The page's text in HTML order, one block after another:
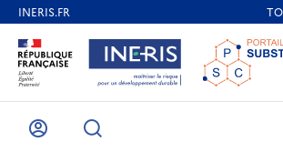
Mon
Recherche